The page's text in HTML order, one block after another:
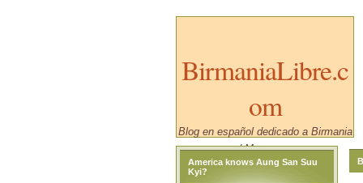
BirmaniaLibre.c
om
Blog en español dedicado a Birmania
/ Myanmar.
America knows Aung San Suu
Kyi?